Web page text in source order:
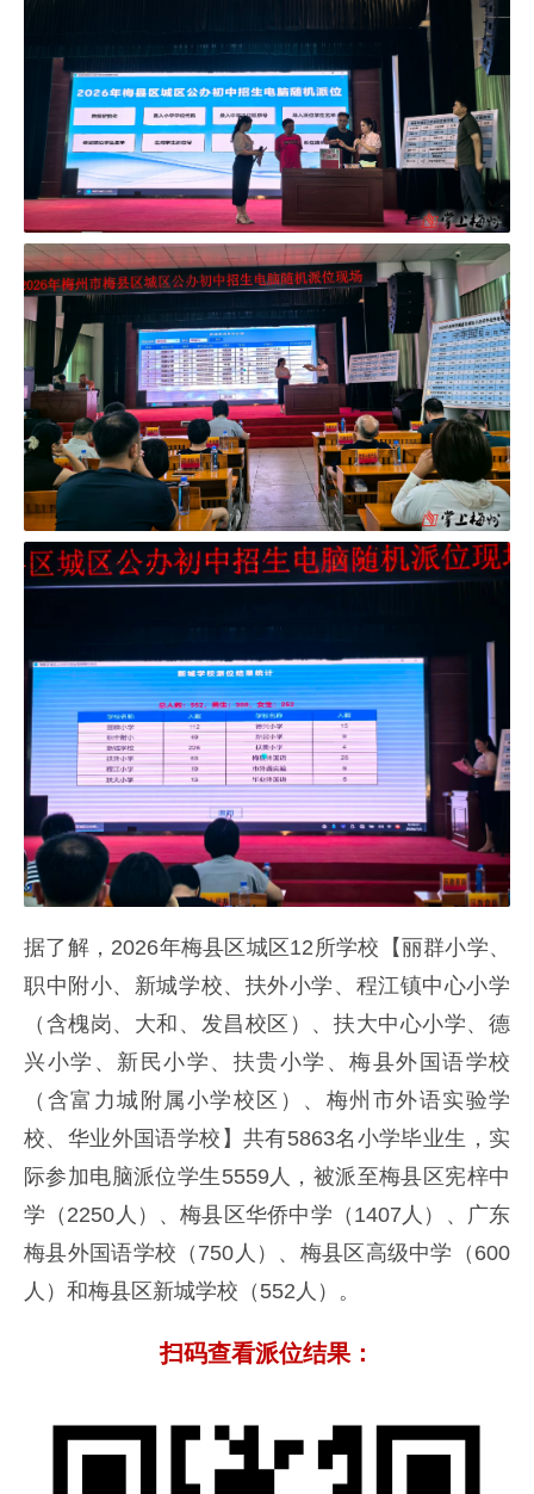
据了解，2026年梅县区城区12所学校【丽群小学、
职中附小、新城学校、扶外小学、程江镇中心小学
（含槐岗、大和、发昌校区）、扶大中心小学、德
兴小学、新民小学、扶贵小学、梅县外国语学校
（含富力城附属小学校区）、梅州市外语实验学
校、华业外国语学校】共有5863名小学毕业生，实
际参加电脑派位学生5559人，被派至梅县区宪梓中
学（2250人）、梅县区华侨中学（1407人）、广东
梅县外国语学校（750人）、梅县区高级中学（600
人）和梅县区新城学校（552人）。
扫码查看派位结果：